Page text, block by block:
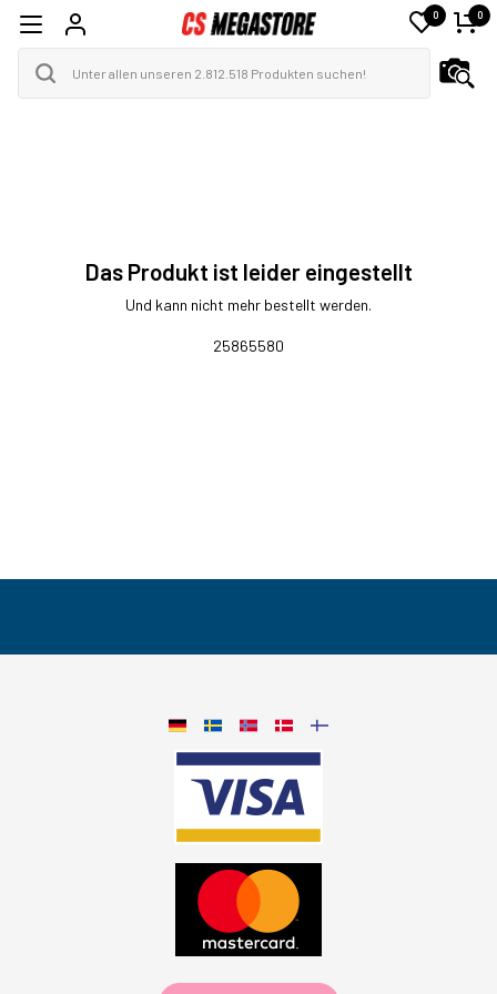
0 0
Das Produkt ist leider eingestellt
Und kann nicht mehr bestellt werden.
25865580